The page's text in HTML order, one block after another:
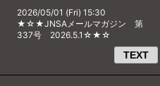
2026/05/01 (Fri) 15:30
★☆★JNSAメールマガジン 第
337号 2026.5.1☆★☆
TEXT